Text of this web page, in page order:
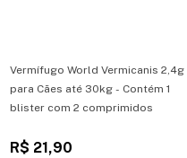
Vermífugo World Vermicanis 2,4g
para Cães até 30kg - Contém 1
blister com 2 comprimidos
R$ 21,90